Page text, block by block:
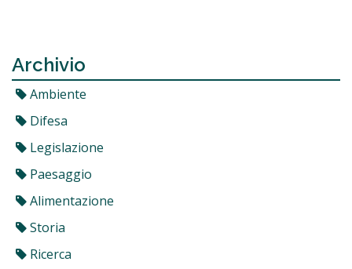
Archivio
Ambiente
Difesa
Legislazione
Paesaggio
Alimentazione
Storia
Ricerca